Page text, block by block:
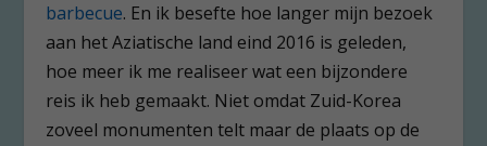
barbecue. En ik besefte hoe langer mijn bezoek
aan het Aziatische land eind 2016 is geleden,
hoe meer ik me realiseer wat een bijzondere
reis ik heb gemaakt. Niet omdat Zuid-Korea
zoveel monumenten telt maar de plaats op de